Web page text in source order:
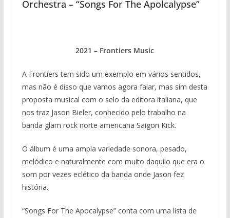
Orchestra – “Songs For The Apolcalypse”
2021 – Frontiers Music
A Frontiers tem sido um exemplo em vários sentidos,
mas não é disso que vamos agora falar, mas sim desta
proposta musical com o selo da editora italiana, que
nos traz Jason Bieler, conhecido pelo trabalho na
banda glam rock norte americana Saigon Kick.
O álbum é uma ampla variedade sonora, pesado,
melódico e naturalmente com muito daquilo que era o
som por vezes eclético da banda onde Jason fez
história.
“Songs For The Apocalypse” conta com uma lista de